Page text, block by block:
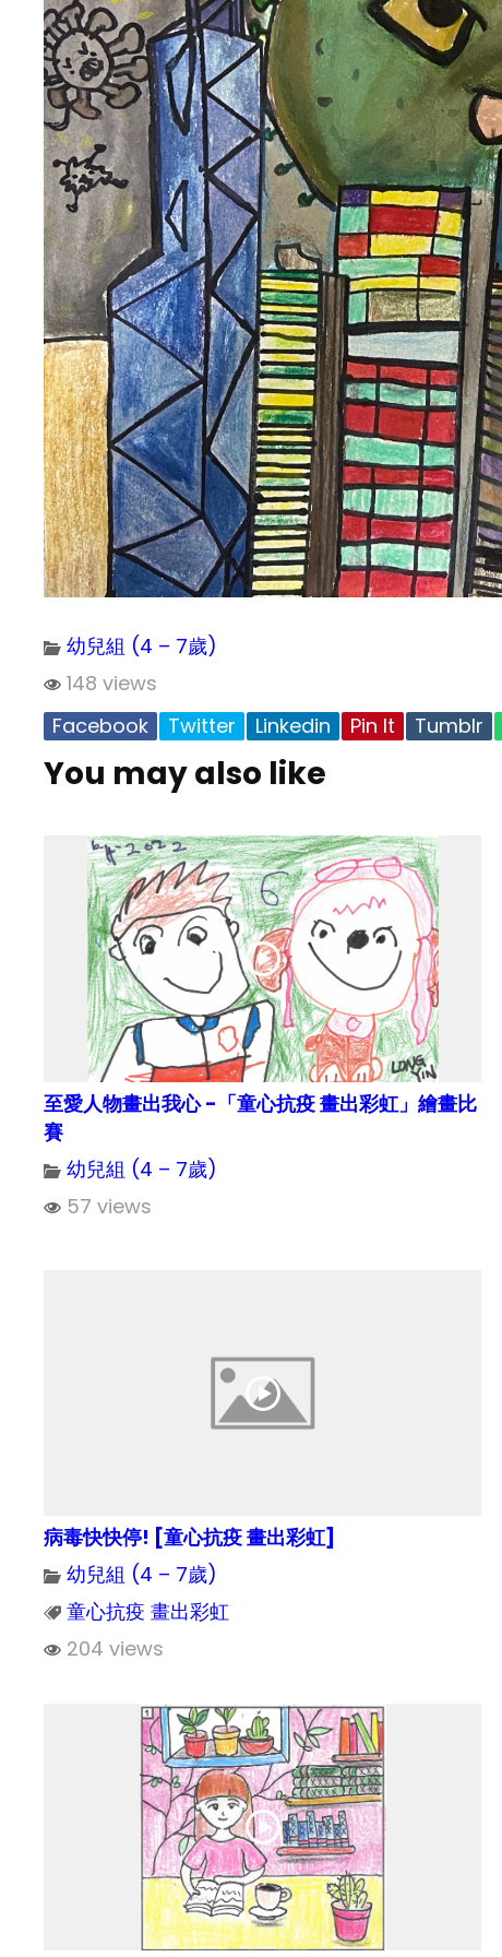
幼兒組 (4 – 7歲)
148 views
Facebook
Twitter Linkedin Pin It Tumblr
You may also like
至愛人物畫出我心 -「童心抗疫 畫出彩虹」繪畫比
賽
幼兒組 (4 – 7歲)
57 views
病毒快快停! [童心抗疫 畫出彩虹]
幼兒組 (4 – 7歲)
童心抗疫 畫出彩虹
204 views